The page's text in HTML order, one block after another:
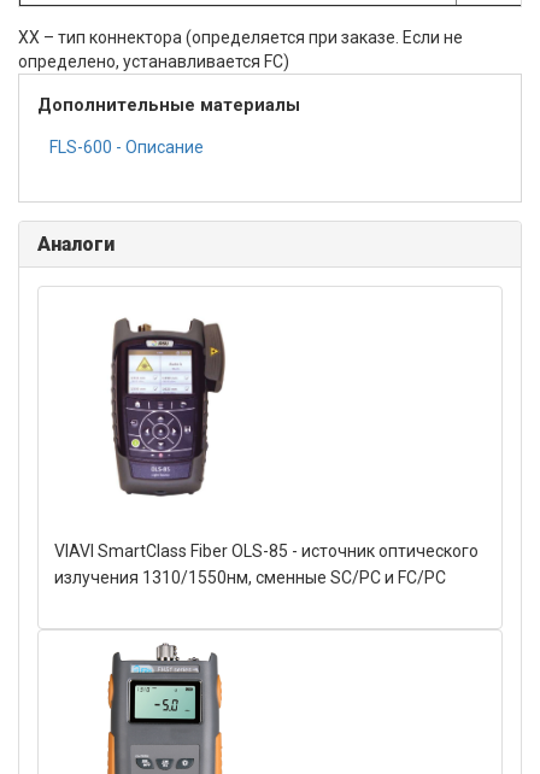
ХХ – тип коннектора (определяется при заказе. Если не
определено, устанавливается FC)
Дополнительные материалы
FLS-600 - Описание
Аналоги
VIAVI SmartClass Fiber OLS-85 - источник оптического
излучения 1310/1550нм, сменные SC/PC и FC/PC